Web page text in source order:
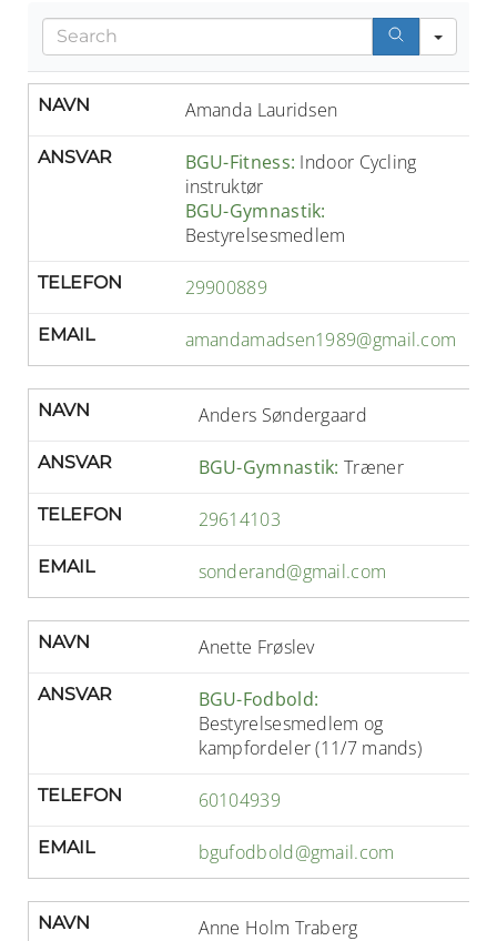
NAVN Amanda Lauridsen
ANSVAR BGU-Fitness: Indoor Cycling
instruktør
BGU-Gymnastik:
Bestyrelsesmedlem
TELEFON 29900889
EMAIL amandamadsen1989@gmail.com
NAVN Anders Søndergaard
ANSVAR BGU-Gymnastik:Træner
TELEFON 29614103
EMAIL sonderand@gmail.com
NAVN Anette Frøslev
ANSVAR
BGU-Fodbold:
Bestyrelsesmedlem og
kampfordeler (11/7 mands)
TELEFON 60104939
EMAIL bgufodbold@gmail.com
NAVN Anne Holm Traberg